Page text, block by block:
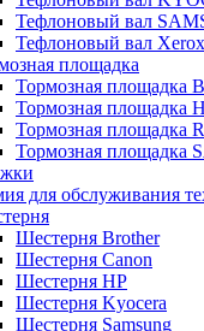
Тефлоновый вал
Тефлоновый вал Xerox
площадка
Тормозная площадка
Тормозная площадка
Тормозная площадка
Тормозная площадка
для обслуживания
Шестерня Brother
Шестерня Canon
Шестерня HP
Шестерня Kyocera
Шестерня Samsung